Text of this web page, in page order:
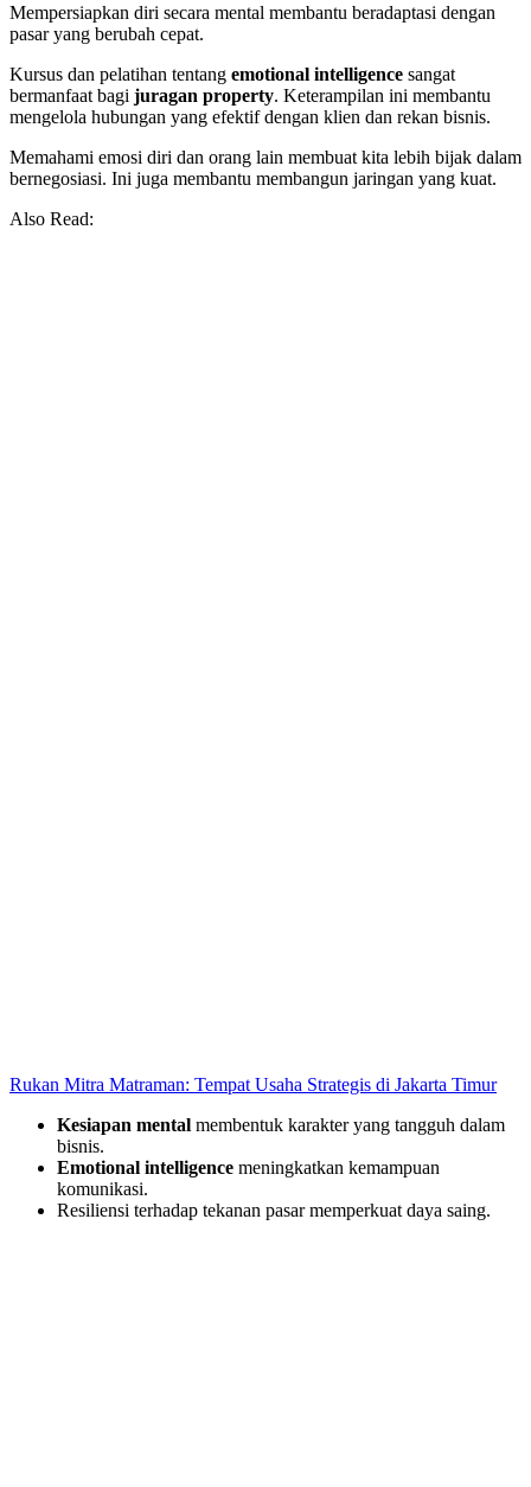
Mempersiapkan diri secara mental membantu beradaptasi dengan
pasar yang berubah cepat.
Kursus dan pelatihan tentang emotional intelligence sangat
bermanfaat bagi juragan property. Keterampilan ini membantu
mengelola hubungan yang efektif dengan klien dan rekan bisnis.
Memahami emosi diri dan orang lain membuat kita lebih bijak dalam
bernegosiasi. Ini juga membantu membangun jaringan yang kuat.
Also Read:
Rukan Mitra Matraman: Tempat Usaha Strategis di Jakarta Timur
Kesiapan mental membentuk karakter yang tangguh dalam
bisnis.
Emotional intelligence meningkatkan kemampuan
komunikasi.
Resiliensi terhadap tekanan pasar memperkuat daya saing.